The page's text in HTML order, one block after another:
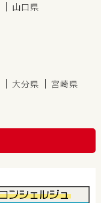
山口県
大分県
宮崎県